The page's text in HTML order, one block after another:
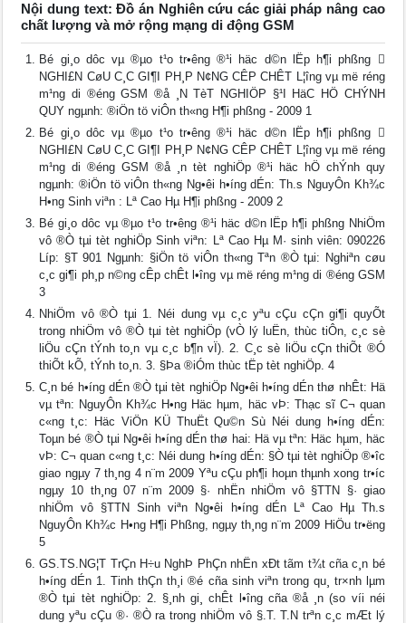
Nội dung text: Đồ án Nghiên cứu các giải pháp nâng cao
chất lượng và mở rộng mạng di động GSM
Bé gi¸o dôc vµ ®µo t¹o tr•êng ®¹i häc d©n lËp h¶i phßng 
NGHI£N CøU C¸C GI¶I PH¸P N¢NG CÊP CHÊT L¦îng vµ më réng
m¹ng di ®éng GSM ®å ¸N TèT NGHIÖP §¹I HäC HÖ CHÝNH
QUY ngµnh: ®iÖn tö viÔn th«ng H¶i phßng - 2009 1
Bé gi¸o dôc vµ ®µo t¹o tr•êng ®¹i häc d©n lËp h¶i phßng 
NGHI£N CøU C¸C GI¶I PH¸P N¢NG CÊP CHÊT L¦îng vµ më réng
m¹ng di ®éng GSM ®å ¸n tèt nghiÖp ®¹i häc hÖ chÝnh quy
ngµnh: ®iÖn tö viÔn th«ng Ng•êi h•íng dÉn: Th.s NguyÔn Kh¾c
H•ng Sinh viªn : Lª Cao Hµ H¶i phßng - 2009 2
Bé gi¸o dôc vµ ®µo t¹o tr•êng ®¹i häc d©n lËp h¶i phßng NhiÖm
vô ®Ò tµi tèt nghiÖp Sinh viªn: Lª Cao Hµ M· sinh viên: 090226
Líp: §T 901 Ngµnh: §iÖn tö viÔn th«ng Tªn ®Ò tµi: Nghiªn cøu
c¸c gi¶i ph¸p n©ng cÊp chÊt l•îng vµ më réng m¹ng di ®éng GSM
3
NhiÖm vô ®Ò tµi 1. Néi dung vµ c¸c yªu cÇu cÇn gi¶i quyÕt
trong nhiÖm vô ®Ò tµi tèt nghiÖp (vÒ lý luËn, thùc tiÔn, c¸c sè
liÖu cÇn tÝnh to¸n vµ c¸c b¶n vÏ). 2. C¸c sè liÖu cÇn thiÕt ®Ó
thiÕt kÕ, tÝnh to¸n. 3. §Þa ®iÓm thùc tËp tèt nghiÖp. 4
C¸n bé h•íng dÉn ®Ò tµi tèt nghiÖp Ng•êi h•íng dÉn thø nhÊt: Hä
vµ tªn: NguyÔn Kh¾c H•ng Häc hµm, häc vÞ: Thạc sĩ C¬ quan
c«ng t¸c: Häc ViÖn KÜ ThuËt Qu©n Sù Néi dung h•íng dÉn:
Toµn bé ®Ò tµi Ng•êi h•íng dÉn thø hai: Hä vµ tªn: Häc hµm, häc
vÞ: C¬ quan c«ng t¸c: Néi dung h•íng dÉn: §Ò tµi tèt nghiÖp ®•îc
giao ngµy 7 th¸ng 4 n¨m 2009 Yªu cÇu ph¶i hoµn thµnh xong tr•íc
ngµy 10 th¸ng 07 n¨m 2009 §· nhËn nhiÖm vô §TTN §· giao
nhiÖm vô §TTN Sinh viªn Ng•êi h•íng dÉn Lª Cao Hµ Th.s
NguyÔn Kh¾c H•ng H¶i Phßng, ngµy th¸ng n¨m 2009 HiÖu tr•ëng
5
GS.TS.NG¦T TrÇn H÷u NghÞ PhÇn nhËn xÐt tãm t¾t cña c¸n bé
h•íng dÉn 1. Tinh thÇn th¸i ®é cña sinh viªn trong qu¸ tr×nh lµm
®Ò tµi tèt nghiÖp: 2. §¸nh gi¸ chÊt l•îng cña ®å ¸n (so víi néi
dung yªu cÇu ®· ®Ò ra trong nhiÖm vô §.T. T.N trªn c¸c mÆt lý